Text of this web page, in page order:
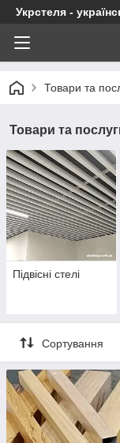
Укрстеля -
Товари та
Товари та
Підвісні стелі
Сортування